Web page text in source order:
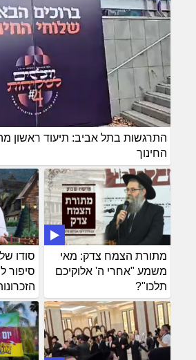
התרגשות בתל אביב: תיעוד ראשון
החינוך
סודו
סיפור
מתורת הצמח צדק: מאי
משמע "אחרי ה' אלוקיכם
תלכו"?